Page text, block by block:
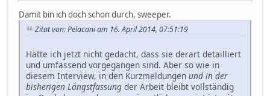
Damit bin ich doch schon durch, sweeper.
Zitat von: Pelacani am 16. April 2014, 07:51:19
Hätte ich jetzt nicht gedacht, dass sie derart detailliert
und umfassend vorgegangen sind. Aber so wie in
diesem Interview, in den Kurzmeldungen und in der
bisherigen Längstfassung der Arbeit bleibt vollständig